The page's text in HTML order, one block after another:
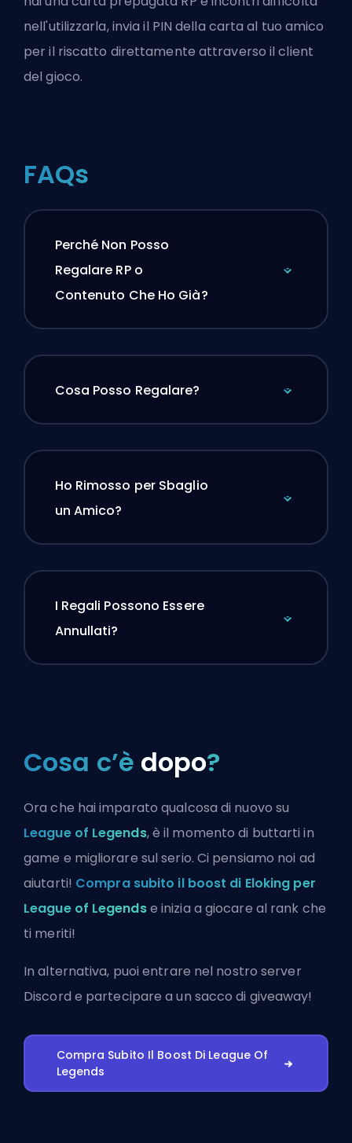
nell'utilizzarla, invia il PIN della carta al tuo amico
per il riscatto direttamente attraverso il client
del gioco.
FAQs
Perché Non Posso
Regalare RP o
Contenuto Che Ho Già?
Cosa Posso Regalare?
Ho Rimosso per Sbaglio
un Amico?
I Regali Possono Essere
Annullati?
Cosa c’è dopo?
Ora che hai imparato qualcosa di nuovo su
League of Legends, è il momento di buttarti in
game e migliorare sul serio. Ci pensiamo noi ad
aiutarti! Compra subito il boost di Eloking per
League of Legendse inizia a giocare al rank che
ti meriti!
In alternativa, puoientrare nel nostro server
Discord e partecipare a un sacco di giveaway!
Compra Subito Il Boost Di League Of
Legends